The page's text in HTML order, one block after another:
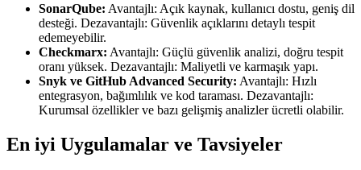
SonarQube: Avantajlı: Açık kaynak, kullanıcı dostu, geniş dil
desteği. Dezavantajlı: Güvenlik açıklarını detaylı tespit
edemeyebilir.
Checkmarx: Avantajlı: Güçlü güvenlik analizi, doğru tespit
oranı yüksek. Dezavantajlı: Maliyetli ve karmaşık yapı.
Snyk ve GitHub Advanced Security: Avantajlı: Hızlı
entegrasyon, bağımlılık ve kod taraması. Dezavantajlı:
Kurumsal özellikler ve bazı gelişmiş analizler ücretli olabilir.
En iyi Uygulamalar ve Tavsiyeler